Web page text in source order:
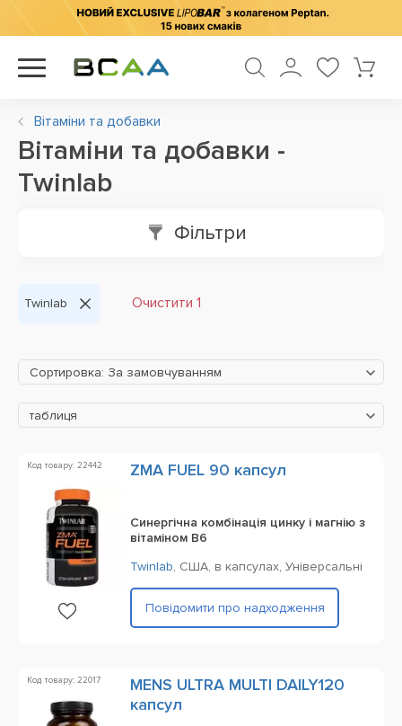
Вітаміни та добавки
Вітаміни та добавки -
Twinlab
Фільтри
Twinlab Очистити 1
Сортировка: За замовчуванням
таблиця
Код товару: 22442 ZMA FUEL 90 капсул
Cинергічна комбінація цинку і магнію з
вітаміном В6
Twinlab, США, в капсулах, Універсальні
Повідомити про надходження
Код товару: 22017
MENS ULTRA MULTI DAILY120
капсул